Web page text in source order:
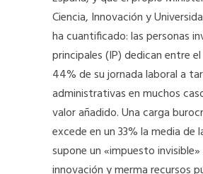
Ciencia, Innovación y
ha cuantificado: las personas
principales (IP) dedican entre
44% de su jornada laboral a
administrativas en muchos
valor añadido. Una carga
excede en un 33% la media de
supone un «impuesto